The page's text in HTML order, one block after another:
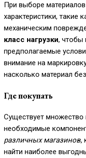
При выборе
характеристики, такие
механическим
класс нагрузки, чтобы
предполагаемые
внимание на
насколько материал
Где покупать
Существует множество
необходимые
различных магазинов,
найти наиболее